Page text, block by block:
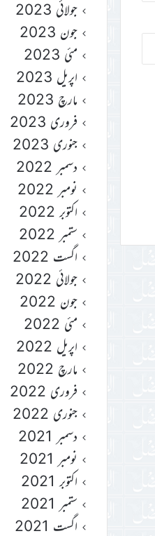
جولائی 2023
جون 2023
مئی 2023
اپریل 2023
مارچ 2023
فروری 2023
جنوری 2023
دسمبر 2022
نومبر 2022
اکتوبر 2022
ستمبر 2022
اگست 2022
جولائی 2022
جون 2022
مئی 2022
اپریل 2022
مارچ 2022
فروری 2022
جنوری 2022
دسمبر 2021
نومبر 2021
اکتوبر 2021
ستمبر 2021
اگست 2021